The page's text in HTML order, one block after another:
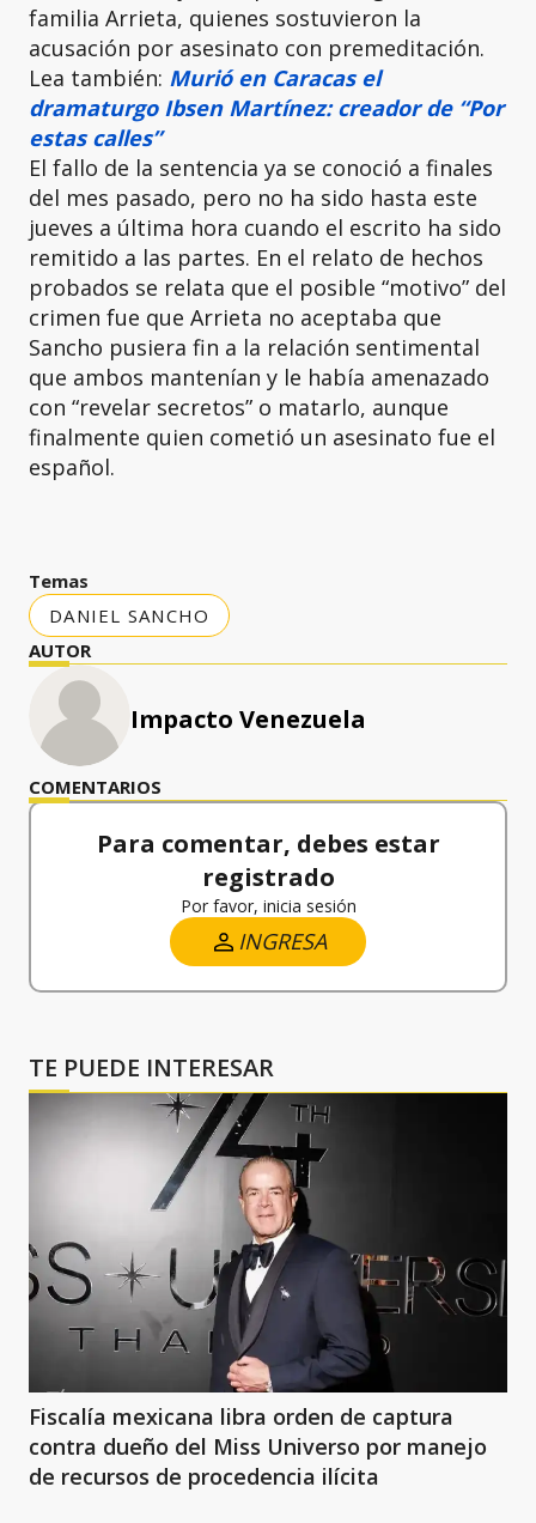
familia Arrieta, quienes sostuvieron la
acusación por asesinato con premeditación.
Lea también: Murió en Caracas el
dramaturgo Ibsen Martínez: creador de “Por
estas calles”
El fallo de la sentencia ya se conoció a finales
del mes pasado, pero no ha sido hasta este
jueves a última hora cuando el escrito ha sido
remitido a las partes. En el relato de hechos
probados se relata que el posible “motivo” del
crimen fue que Arrieta no aceptaba que
Sancho pusiera fin a la relación sentimental
que ambos mantenían y le había amenazado
con “revelar secretos” o matarlo, aunque
finalmente quien cometió un asesinato fue el
español.
Temas
DANIEL SANCHO
AUTOR
Impacto Venezuela
COMENTARIOS
Para comentar, debes estar
registrado
Por favor, inicia sesión
INGRESA
TE PUEDE INTERESAR
Fiscalía mexicana libra orden de captura
contra dueño del Miss Universo por manejo
de recursos de procedencia ilícita